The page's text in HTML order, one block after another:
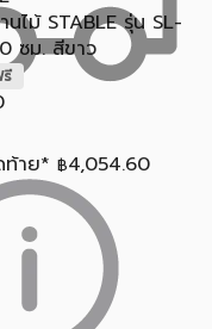
นไม้ STABLE รุ่น SL-
ซม. สีขาว
ท้าย* ฿4,054.60